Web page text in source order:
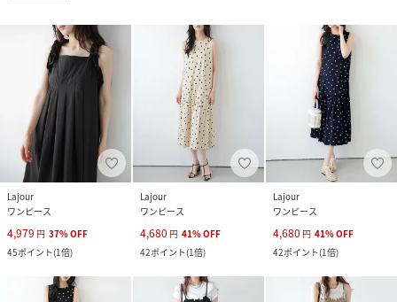
Lajour
ワンピース
4,979 円 37%OFF
45ポイント(1倍)
Lajour
ワンピース
4,680 円 41%OFF
42ポイント(1倍)
Lajour
ワンピース
4,680 円 41%OFF
42ポイント(1倍)